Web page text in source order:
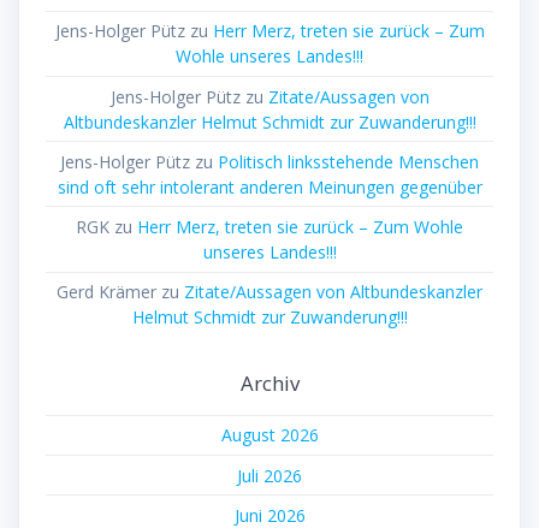
Jens-Holger Pützzu Herr Merz, treten sie zurück – Zum
Wohle unseres Landes!!!
Jens-Holger Pützzu Zitate/Aussagen von
Altbundeskanzler Helmut Schmidt zur Zuwanderung!!!
Jens-Holger Pütz zu Politisch linksstehende Menschen
sind oft sehr intolerant anderen Meinungen gegenüber
RGK zu Herr Merz, treten sie zurück – Zum Wohle
unseres Landes!!!
Gerd Krämer zu Zitate/Aussagen von Altbundeskanzler
Helmut Schmidt zur Zuwanderung!!!
Archiv
August 2026
Juli 2026
Juni 2026